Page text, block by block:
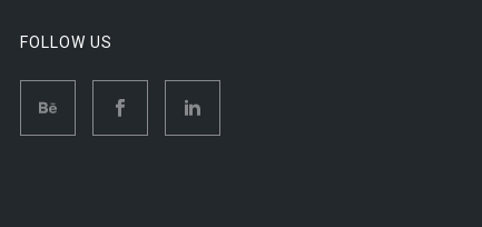
FOLLOW US